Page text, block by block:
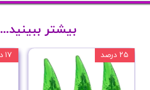
۱۷ درصد ۲۵ درصد
بیشتر ببینید...